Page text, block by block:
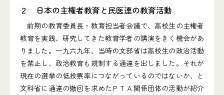
２ 日本の主権者教育と民医連の教育活動
前期の教育委員長・教育担当者会議で、高校生の主権者
教育を実践、研究してきた教育学者の講演をきく機会があ
りました。一九六九年、当時の文部省は高校生の政治活動
を禁止し、政治教育も規制する通達を出しました。それが
現在の選挙の低投票率につながっているのではないか、と
文科省に通達の撤回を求めたＰＴＡ関係団体の活動が紹介